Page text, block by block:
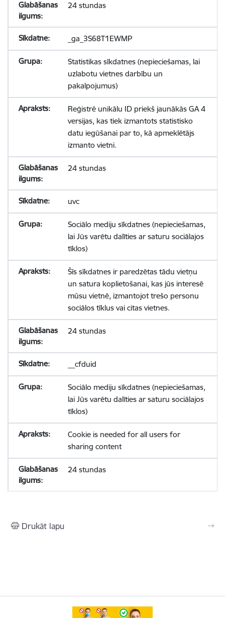
24 stundas
_ga_3S68T1EWMP
Statistikas sīkdatnes (nepieciešamas, lai
uzlabotu vietnes darbību un
pakalpojumus)
Reģistrē unikālu ID priekš jaunākās GA 4
versijas, kas tiek izmantots statistisko
datu iegūšanai par to, kā apmeklētājs
izmanto vietni.
24 stundas
uvc
Sociālo mediju sīkdatnes (nepieciešamas,
lai Jūs varētu dalīties ar saturu sociālajos
tīklos)
Šīs sīkdatnes ir paredzētas tādu vietņu
un satura koplietošanai, kas jūs interesē
mūsu vietnē, izmantojot trešo personu
sociālos tīklus vai citas vietnes.
24 stundas
__cfduid
Sociālo mediju sīkdatnes (nepieciešamas,
lai Jūs varētu dalīties ar saturu sociālajos
tīklos)
Cookie is needed for all users for
sharing content
24 stundas
Drukāt lapu